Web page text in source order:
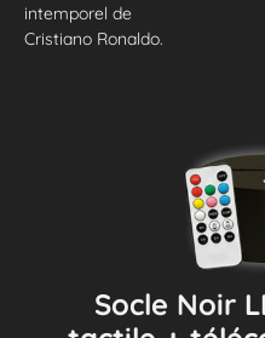
intemporel de
Cristiano Ronaldo.
Socle Noir